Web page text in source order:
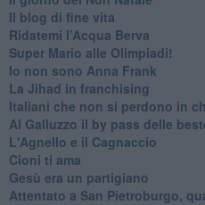
Il blog di fine vita
​Ridatemi l’Acqua Berva
Super Mario alle Olimpiadi!
Io non sono Anna Frank
​La Jihad in franchising
Italiani che non si perdono in
Al Galluzzo il by pass delle
L'Agnello e il Cagnaccio
Cioni ti ama
​Gesù era un partigiano
Attentato a San Pietroburgo,